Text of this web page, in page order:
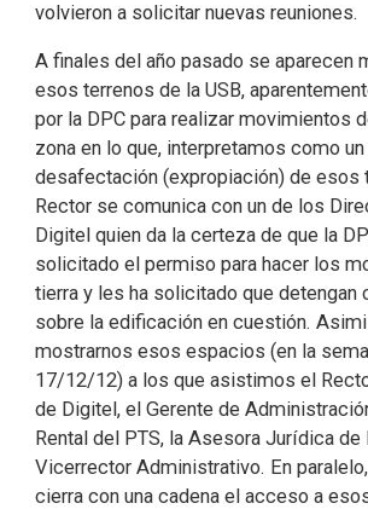
volvieron a solicitar nuevas reuniones.
A finales del año pasado se aparecen
esos terrenos de la USB,
por la DPC para realizar movimientos
zona en lo que, interpretamos como
desafectación (expropiación) de esos
Rector se comunica con un de los
Digitel quien da la certeza de que la
solicitado el permiso para hacer los
tierra y les ha solicitado que detengan
sobre la edificación en cuestión.
mostrarnos esos espacios (en la
17/12/12) a los que asistimos el
de Digitel, el Gerente de
Rental del PTS, la Asesora Jurídica de
Vicerrector Administrativo. En
cierra con una cadena el acceso a